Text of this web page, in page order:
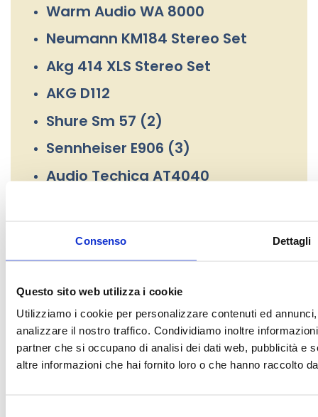
Consenso Dettagli
Questo sito web utilizza i cookie
Utilizziamo i cookie per personalizzare contenuti ed
analizzare il nostro traffico. Condividiamo inoltre
partner che si occupano di analisi dei dati web, pubblicità e
altre informazioni che hai fornito loro o che hanno raccolto
Warm Audio WA 8000
Neumann KM184 Stereo Set
Akg 414 XLS Stereo Set
AKG D112
Shure Sm 57 (2)
Sennheiser E906 (3)
Audio Techica AT4040
BeyerDynamic
Mackie EM91C
…
Software e Plugins